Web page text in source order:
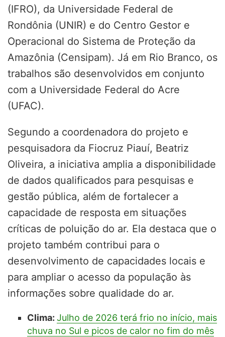
(IFRO), da Universidade Federal de
Rondônia (UNIR) e do Centro Gestor e
Operacional do Sistema de Proteção da
Amazônia (Censipam). Já em Rio Branco, os
trabalhos são desenvolvidos em conjunto
com a Universidade Federal do Acre
(UFAC).
Segundo a coordenadora do projeto e
pesquisadora da Fiocruz Piauí, Beatriz
Oliveira, a iniciativa amplia a disponibilidade
de dados qualificados para pesquisas e
gestão pública, além de fortalecer a
capacidade de resposta em situações
críticas de poluição do ar. Ela destaca que o
projeto também contribui para o
desenvolvimento de capacidades locais e
para ampliar o acesso da população às
informações sobre qualidade do ar.
Clima: Julho de 2026 terá frio no início, mais
chuva no Sul e picos de calor no fim do mês